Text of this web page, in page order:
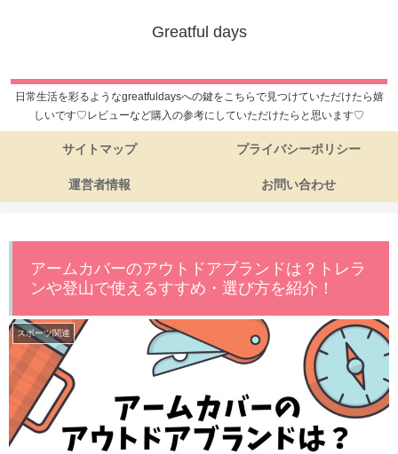
Greatful days
日常生活を彩るようなgreatfuldaysへの鍵をこちらで見つけていただけたら嬉
しいです♡レビューなど購入の参考にしていただけたらと思います♡
サイトマップ プライバシーポリシー
運営者情報 お問い合わせ
アームカバーのアウトドアブランドは？トレラ
ンや登山で使えるすすめ・選び方を紹介！
スポーツ関連